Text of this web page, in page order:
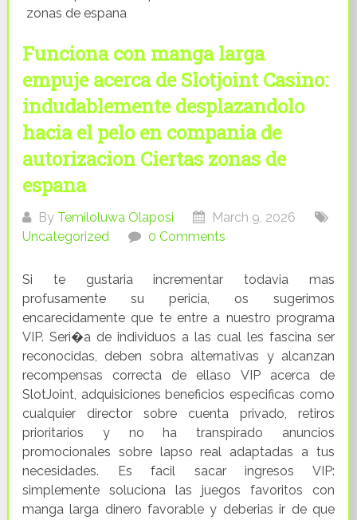
zonas de espana
Funciona con manga larga
empuje acerca de Slotjoint Casino:
indudablemente desplazandolo
hacia el pelo en compania de
autorizacion Ciertas zonas de
espana
By Temiloluwa Olaposi
March 9, 2026
Uncategorized
0 Comments
Si te gustaria incrementar todavia mas
profusamente su pericia, os sugerimos
encarecidamente que te entre a nuestro programa
VIP. Seri�a de individuos a las cual les fascina ser
reconocidas, deben sobra alternativas y alcanzan
recompensas correcta de ellaso VIP acerca de
SlotJoint, adquisiciones beneficios especificas como
cualquier director sobre cuenta privado, retiros
prioritarios y no ha transpirado anuncios
promocionales sobre lapso real adaptadas a tus
necesidades. Es facil sacar ingresos VIP:
simplemente soluciona las juegos favoritos con
manga larga dinero favorable y deberias ir de que